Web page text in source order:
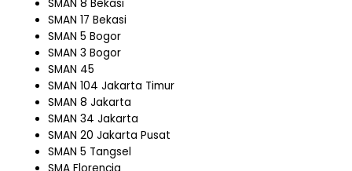
SMAN 8 Bekasi
SMAN 17 Bekasi
SMAN 5 Bogor
SMAN 3 Bogor
SMAN 45
SMAN 104 Jakarta Timur
SMAN 8 Jakarta
SMAN 34 Jakarta
SMAN 20 Jakarta Pusat
SMAN 5 Tangsel